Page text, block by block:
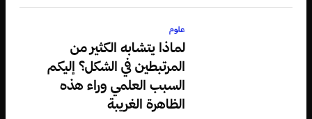
علوم
لماذا يتشابه الكثير من
المرتبطين في الشكل؟ إليكم
السبب العلمي وراء هذه
الظاهرة الغريبة